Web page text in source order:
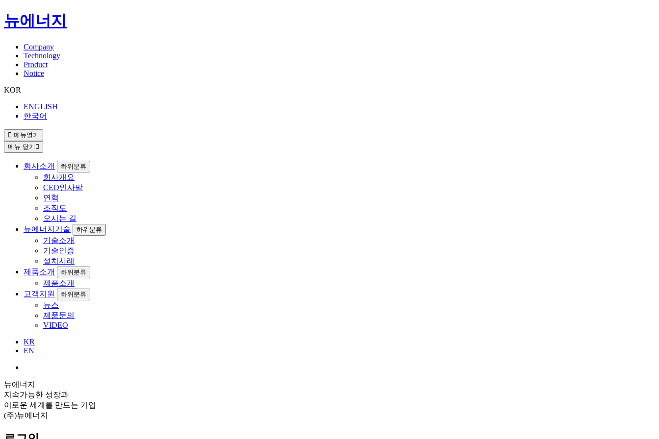
뉴에너지
Company
Technology
Product
Notice
KOR
ENGLISH
한국어
메뉴열기
메뉴 닫기
회사소개 하위분류
회사개요
CEO인사말
연혁
조직도
오시는 길
뉴에너지기술
하위분류
기술소개
기술인증
설치사례
제품소개
하위분류
제품소개
고객지원
하위분류
뉴스
제품문의
VIDEO
KR
EN
뉴에너지
지속가능한 성장과
이로운 세계를 만드는 기업
(주)뉴에너지